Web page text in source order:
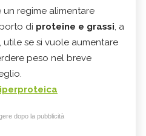
un regime alimentare
di proteine e grassi, a
se si vuole aumentare
peso nel breve
dopo la pubblicità